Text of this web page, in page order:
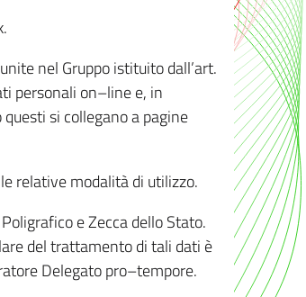
nel Gruppo istituito dall’art.
personali on–line e, in
si collegano a pagine
relative modalità di utilizzo.
e Zecca dello Stato.
del trattamento di tali dati è
Delegato pro–tempore.